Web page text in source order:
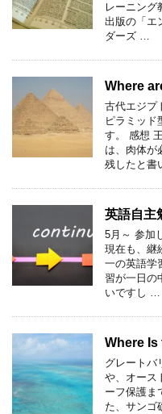
レーニング
出版の「エ
ダーズ …
Where
古代エジプ
ピラミッド
す。 感想
は、肉体が
残したと
英語自主
5月～ 参加
現在も、継
一の英語学
習が一日の
いですし …
Where Is
グレートバ
や、オース
ーフ保護ま
た、サンゴ